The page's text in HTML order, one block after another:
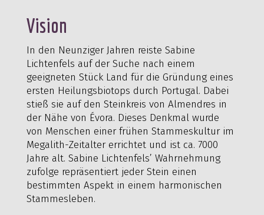
Vision
In den Neunziger Jahren reiste Sabine
Lichtenfels auf der Suche nach einem
geeigneten Stück Land für die Gründung eines
ersten Heilungsbiotops durch Portugal. Dabei
stieß sie auf den Steinkreis von Almendres in
der Nähe von Évora. Dieses Denkmal wurde
von Menschen einer frühen Stammeskultur im
Megalith-Zeitalter errichtet und ist ca. 7000
Jahre alt. Sabine Lichtenfels’ Wahrnehmung
zufolge repräsentiert jeder Stein einen
bestimmten Aspekt in einem harmonischen
Stammesleben.